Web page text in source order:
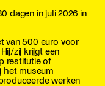
dagen in juli 2026 in
van 500 euro voor
zij krijgt een
restitutie of
het museum
werken